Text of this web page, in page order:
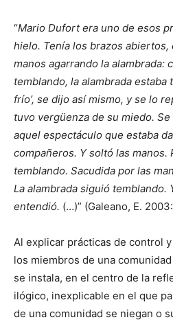
“Mario Dufort era uno de esos
hielo. Tenía los brazos abiertos,
manos agarrando la alambrada:
temblando, la alambrada estaba
frío’, se dijo así mismo, y se lo
tuvo vergüenza de su miedo.
aquel espectáculo que estaba
compañeros. Y soltó las manos.
temblando. Sacudida por las
La alambrada siguió temblando.
entendió. (…)” (Galeano, E.
Al explicar prácticas de control
los miembros de una
se instala, en el centro de la
ilógico, inexplicable en el que
de una comunidad se niegan o